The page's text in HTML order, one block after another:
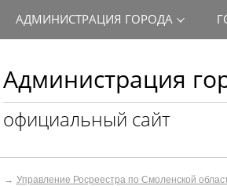
Администрация
официальный сайт
АДМИНИСТРАЦИЯ ГОРОДА
Управление Росреестра по Смоленской